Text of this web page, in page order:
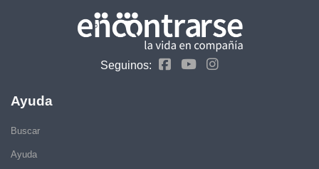
Seguinos:
Ayuda
Buscar
Ayuda